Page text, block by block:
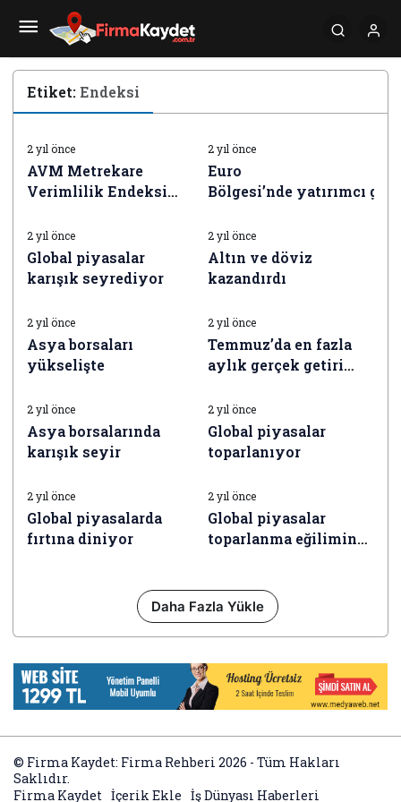
Etiket:Endeksi
İŞ DÜNYASI HABERLERI
2 yıl önce
AVM Metrekare
Verimlilik Endeksi
arttı
İŞ DÜNYASI HABERLERI
2 yıl önce
Euro
Bölgesi’nde yatırımcı
2 yıl önce
Global piyasalar
karışık seyrediyor
İŞ DÜNYASI HABERLERI
2 yıl önce
Altın ve döviz
kazandırdı
İŞ DÜNYASI HABERLERI
2 yıl önce
Asya borsaları
yükselişte
2 yıl önce
Temmuz’da en fazla
aylık gerçek getiri
oldu
İŞ DÜNYASI HABERLERI
2 yıl önce
Asya borsalarında
karışık seyir
İŞ DÜNYASI HABERLERI
2 yıl önce
Global piyasalar
toparlanıyor
İŞ DÜNYASI HABERLERI
2 yıl önce
Global piyasalarda
fırtına diniyor
İŞ DÜNYASI HABERLERI
2 yıl önce
Global piyasalar
toparlanma eğilimine
Daha Fazla Yükle
© Firma Kaydet: Firma Rehberi 2026 - Tüm Hakları
Saklıdır.
Firma Kaydet İçerik Ekle İş Dünyası Haberleri